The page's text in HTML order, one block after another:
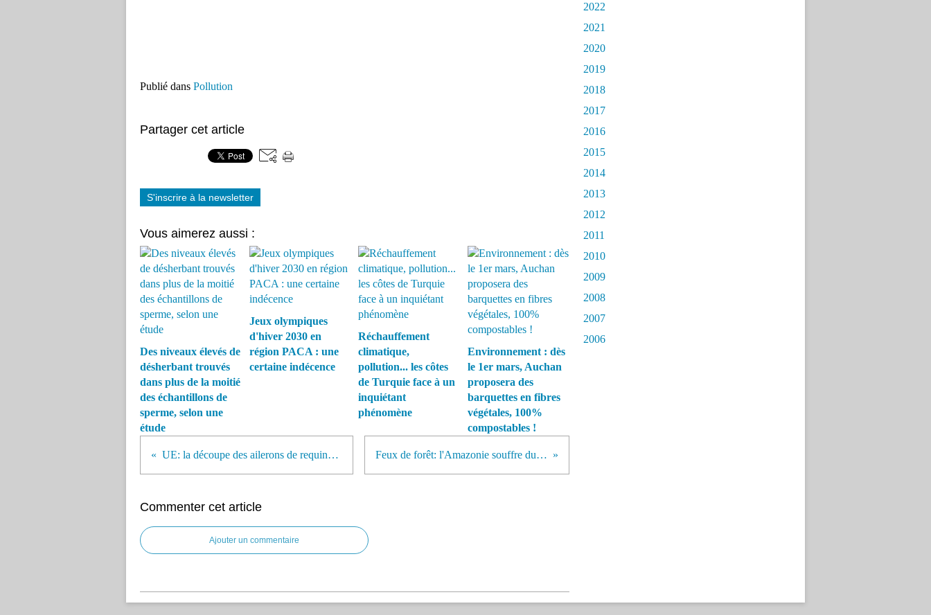
Publié dans Pollution
Partager cet article
S'inscrire à la newsletter
Vous aimerez aussi :
Des niveaux élevés de
désherbant trouvés
dans plus de la moitié
des échantillons de
sperme, selon une
étude
Jeux olympiques
d'hiver 2030 en
région PACA : une
certaine indécence
Réchauffement
climatique,
pollution... les côtes
de Turquie face à un
inquiétant
phénomène
Environnement : dès
le 1er mars, Auchan
proposera des
barquettes en fibres
végétales, 100%
compostables !
UE: la découpe des ailerons de requins sera totalement interdite Feux de forêt: l'Amazonie souffre du changement climatique
Commenter cet article
Ajouter un commentaire
2022
2021
2020
2019
2018
2017
2016
2015
2014
2013
2012
2011
2010
2009
2008
2007
2006